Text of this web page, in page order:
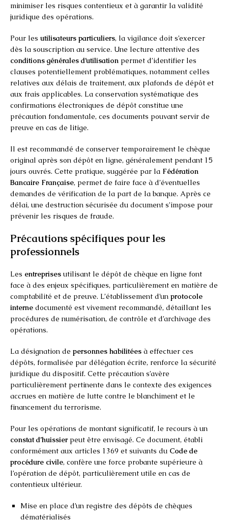
minimiser les risques contentieux et à garantir la validité
juridique des opérations.
Pour les utilisateurs particuliers, la vigilance doit s’exercer
dès la souscription au service. Une lecture attentive des
conditions générales d’utilisation permet d’identifier les
clauses potentiellement problématiques, notamment celles
relatives aux délais de traitement, aux plafonds de dépôt et
aux frais applicables. La conservation systématique des
confirmations électroniques de dépôt constitue une
précaution fondamentale, ces documents pouvant servir de
preuve en cas de litige.
Il est recommandé de conserver temporairement le chèque
original après son dépôt en ligne, généralement pendant 15
jours ouvrés. Cette pratique, suggérée par la Fédération
Bancaire Française, permet de faire face à d’éventuelles
demandes de vérification de la part de la banque. Après ce
délai, une destruction sécurisée du document s’impose pour
prévenir les risques de fraude.
Précautions spécifiques pour les
professionnels
Les entreprises utilisant le dépôt de chèque en ligne font
face à des enjeux spécifiques, particulièrement en matière de
comptabilité et de preuve. L’établissement d’un protocole
interne documenté est vivement recommandé, détaillant les
procédures de numérisation, de contrôle et d’archivage des
opérations.
La désignation de personnes habilitées à effectuer ces
dépôts, formalisée par délégation écrite, renforce la sécurité
juridique du dispositif. Cette précaution s’avère
particulièrement pertinente dans le contexte des exigences
accrues en matière de lutte contre le blanchiment et le
financement du terrorisme.
Pour les opérations de montant significatif, le recours à un
constat d’huissierpeut être envisagé. Ce document, établi
conformément aux articles 1369 et suivants du Code de
procédure civile, confère une force probante supérieure à
l’opération de dépôt, particulièrement utile en cas de
contentieux ultérieur.
Mise en place d’un registre des dépôts de chèques
dématérialisés